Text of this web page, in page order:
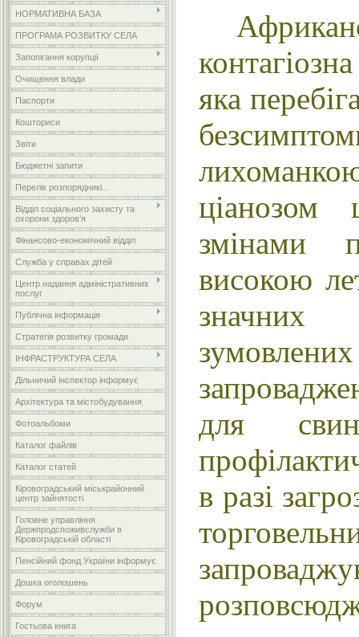
НОРМАТИВНА БАЗА
ПРОГРАМА РОЗВИТКУ СЕЛА
Запопігання корупції
Очищення влади
Паспорти
Кошториси
Звіти
Бюджетні запити
Перелік розпорядникі...
Відділ соціального захисту та
охорони здоров’я
Фінансово-економічний відділ
Служба у справах дітей
Центр надання адміністративних
послуг
Публічна інформація
Стратегія розвитку громади
ІНФРАСТРУКТУРА СЕЛА
Дільничий інспектор інформує
Архітектура та містобудування
Фотоальбоми
Каталог файлів
Каталог статей
Кіровоградський міськрайонний
центр зайнятості
Головне управління
Держпродспоживслужби в
Кіровоградській області
Пенсійний фонд України інформує
Дошка оголошень
Форум
Гостьова книга
яка
ціанозом
змінами
високою
значних
для
в разі